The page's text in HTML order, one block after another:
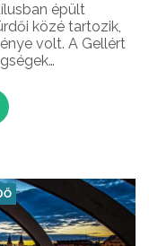
épült
közé tartozik,
volt. A Gellért